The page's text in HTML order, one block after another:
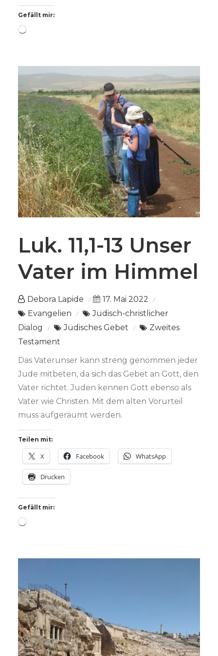
Gefällt mir:
Wird
Luk. 11,1-13 Unser
Vater im Himmel
Debora Lapide
17. Mai 2022
Evangelien
Jüdisch-christlicher
Dialog
Jüdisches Gebet
Zweites
Testament
Das Vaterunser kann streng genommen jeder
Jude mitbeten, da sich das Gebet an Gott, den
Vater richtet. Juden kennen Gott ebenso als
Vater wie Christen. Mit dem alten Vorurteil
muss aufgeräumt werden.
Teilen mit:
X Facebook WhatsApp
Drucken
Gefällt mir:
Wird